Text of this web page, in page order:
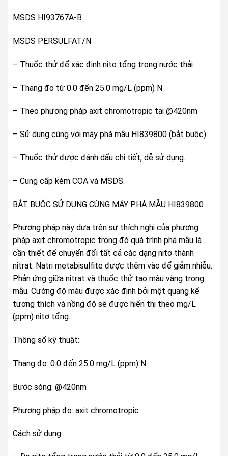
MSDS HI93767A-B
MSDS PERSULFAT/N
– Thuốc thử để xác định nito tổng trong nước thải
– Thang đo từ 0.0 đến 25.0 mg/L (ppm) N
– Theo phương pháp axit chromotropic tại @420nm
– Sử dụng cùng với máy phá mẫu HI839800 (bắt buộc)
– Thuốc thử được đánh dấu chi tiết, dễ sử dụng.
– Cung cấp kèm COA và MSDS.
BẮT BUỘC SỬ DỤNG CÙNG MÁY PHÁ MẪU HI839800
Phương pháp này dựa trên sự thích nghi của phương
pháp axit chromotropic trong đó quá trình phá mẫu là
cần thiết để chuyển đổi tất cả các dạng nitơ thành
nitrat. Natri metabisulfite được thêm vào để giảm nhiễu.
Phản ứng giữa nitrat và thuốc thử tạo màu vàng trong
mẫu. Cường độ màu được xác định bởi một quang kế
tương thích và nồng độ sẽ được hiển thị theo mg/L
(ppm) nitơ tổng.
Thông số kỹ thuật:
Thang đo: 0.0 đến 25.0 mg/L (ppm) N
Bước sóng: @420nm
Phương pháp đo: axit chromotropic
Cách sử dụng